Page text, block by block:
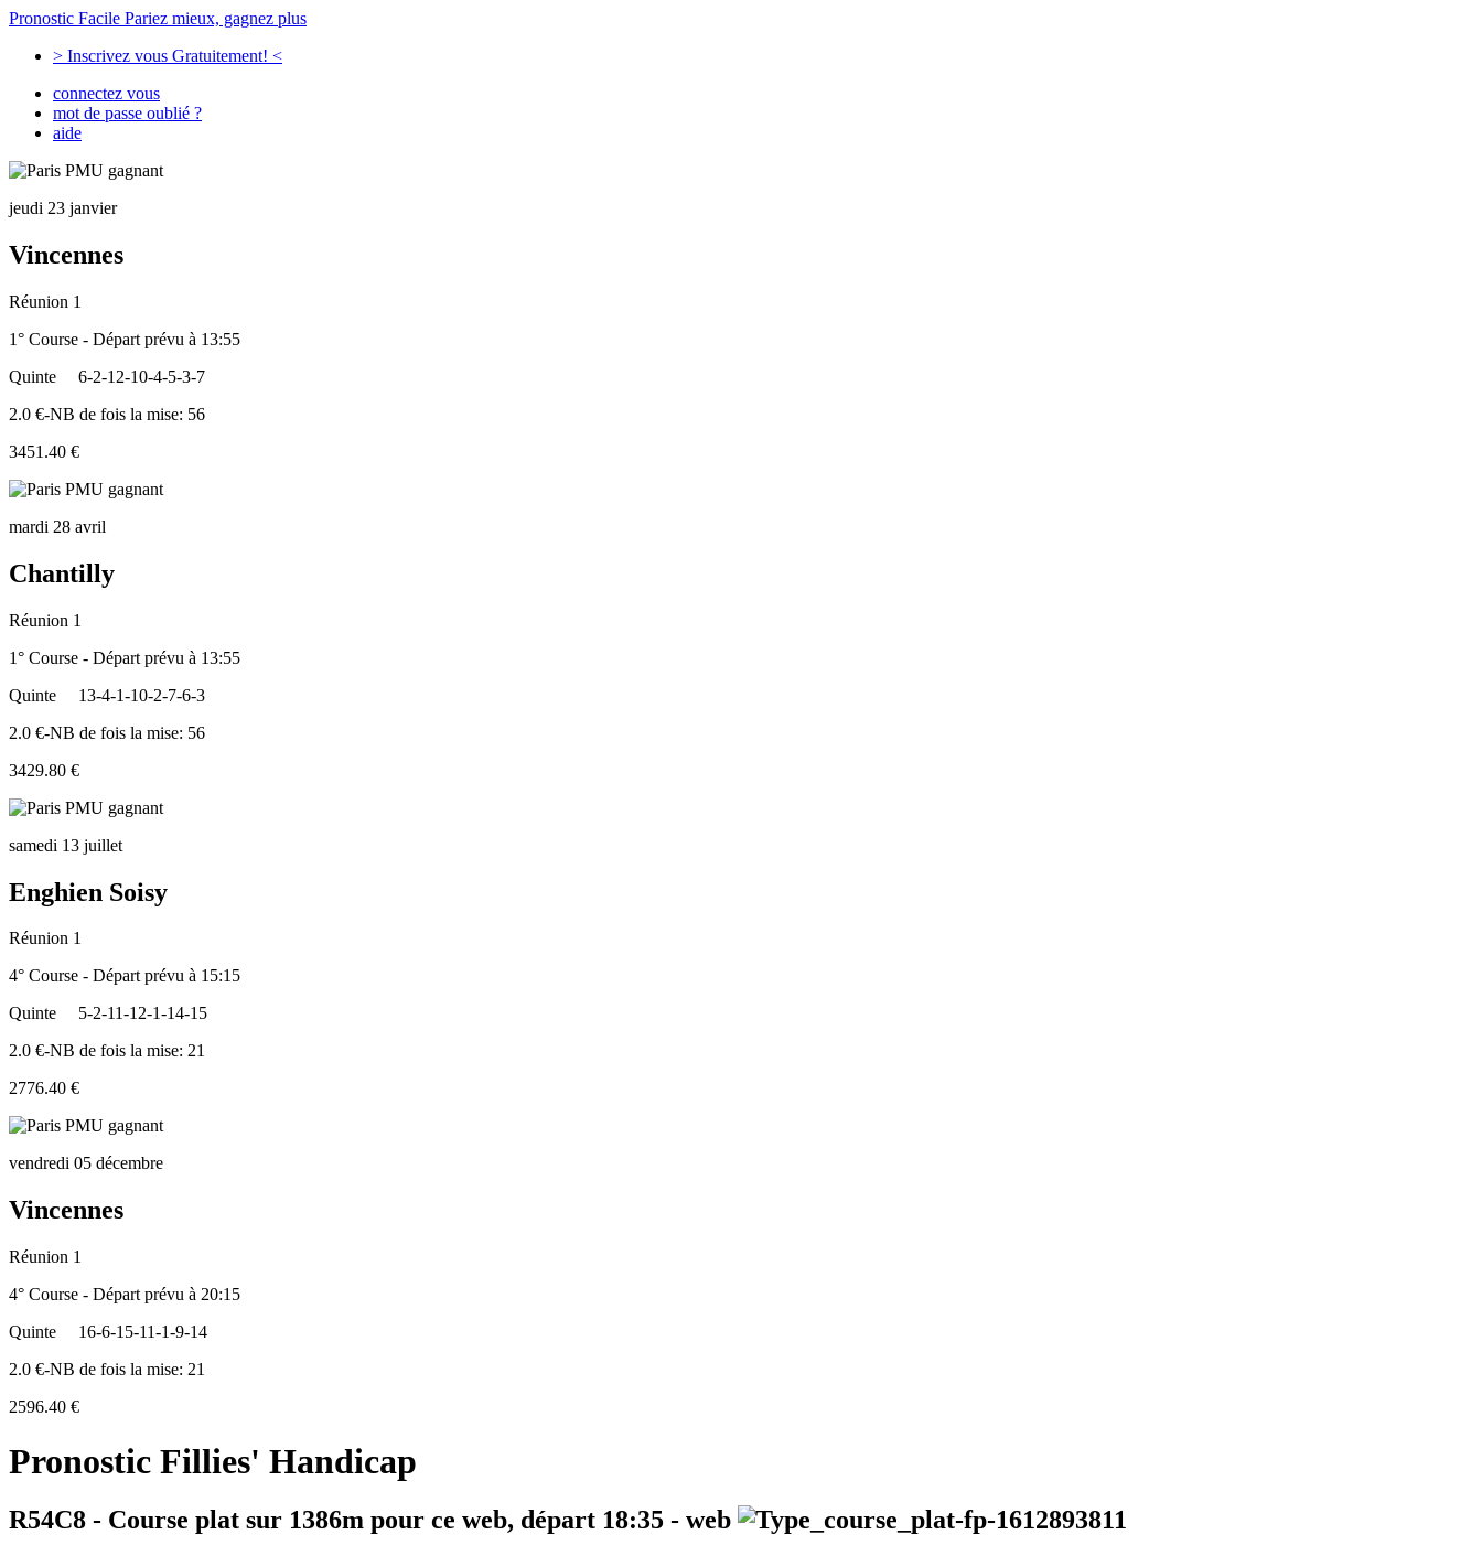
Pronostic Facile Pariez mieux, gagnez plus
> Inscrivez vous Gratuitement! <
connectez vous
mot de passe oublié ?
aide
jeudi 23 janvier
Vincennes
Réunion 1
1° Course - Départ prévu à 13:55
Quinte
6-2-12-10-4-5-3-7
2.0 €-NB de fois la mise: 56
3451.40 €
mardi 28 avril
Chantilly
Réunion 1
1° Course - Départ prévu à 13:55
Quinte
13-4-1-10-2-7-6-3
2.0 €-NB de fois la mise: 56
3429.80 €
samedi 13 juillet
Enghien Soisy
Réunion 1
4° Course - Départ prévu à 15:15
Quinte
5-2-11-12-1-14-15
2.0 €-NB de fois la mise: 21
2776.40 €
vendredi 05 décembre
Vincennes
Réunion 1
4° Course - Départ prévu à 20:15
Quinte
16-6-15-11-1-9-14
2.0 €-NB de fois la mise: 21
2596.40 €
Pronostic Fillies' Handicap
R54C8 - Course plat sur 1386m pour ce web, départ 18:35 - web